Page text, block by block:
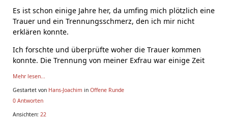
Es ist schon einige Jahre her, da umfing mich plötzlich eine
Trauer und ein Trennungsschmerz, den ich mir nicht
erklären konnte.
Ich forschte und überprüfte woher die Trauer kommen
konnte. Die Trennung von meiner Exfrau war einige Zeit
Mehr lesen...
Gestartet von Hans-Joachim in Offene Runde
0 Antworten
Ansichten: 22